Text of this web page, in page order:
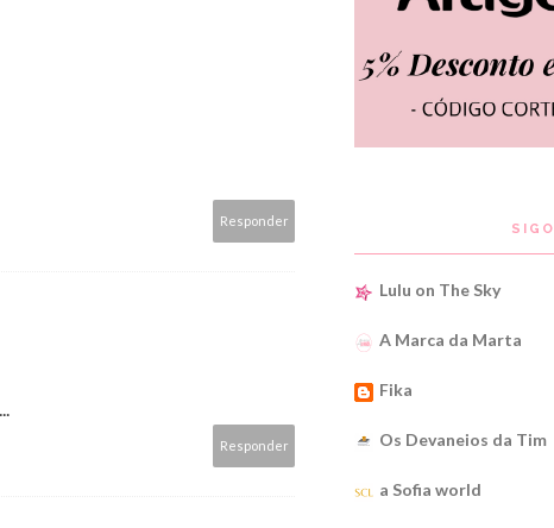
Responder
Responder
SIGO
Lulu on The Sky
A Marca da Marta
Fika
Os Devaneios da Tim
a Sofia world